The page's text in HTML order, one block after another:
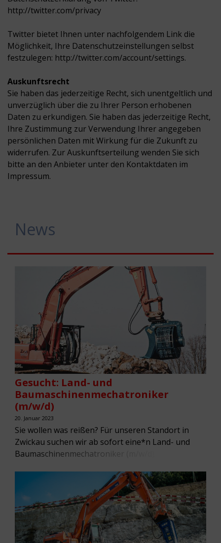
http://twitter.com/privacy
Twitter bietet Ihnen unter nachfolgendem Link die
Möglichkeit, Ihre Datenschutzeinstellungen selbst
festzulegen: http://twitter.com/account/settings.
Auskunftsrecht
Sie haben das jederzeitige Recht, sich unentgeltlich und
unverzüglich über die zu Ihrer Person erhobenen
Daten zu erkundigen. Sie haben das jederzeitige Recht,
Ihre Zustimmung zur Verwendung Ihrer angegeben
persönlichen Daten mit Wirkung für die Zukunft zu
widerrufen. Zur Auskunftserteilung wenden Sie sich
bitte an den Anbieter unter den Kontaktdaten im
Impressum.
News
Gesucht: Land- und
Baumaschinenmechatroniker
(m/w/d)
20. Januar 2023
Sie wollen was reißen? Für unseren Standort in
Zwickau suchen wir ab sofort eine*n Land- und
Baumaschinenmechatroniker (m/w/d). Sie wollen
später auch Verantwortung übernehmen? Dann
freuen wir uns über Ihre vollständige Bewerbung
per Mail. Mehr Informationen erhalten Sie hier:
Download: Stellenausschreibung Land- und
Baumaschinenmechatroniker (m/w/d). Für die
bessere Lesbarkeit des Textes wird auf […]